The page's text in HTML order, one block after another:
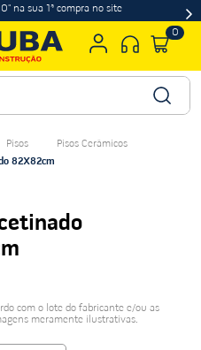
na sua 1ª compra no site
0
Pisos
Pisos Cerâmicos
82X82cm
com o lote do fabricante e/ou as
meramente ilustrativas.